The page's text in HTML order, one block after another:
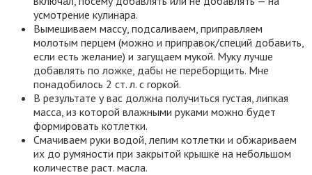
усмотрение кулинара.
Вымешиваем массу, подсаливаем, приправляем
молотым перцем (можно и приправок/специй добавить,
если есть желание) и загущаем мукой. Муку лучше
добавлять по ложке, дабы не переборщить. Мне
понадобилось 2 ст. л. с горкой.
В результате у вас должна получиться густая, липкая
масса, из которой влажными руками можно будет
формировать котлетки.
Смачиваем руки водой, лепим котлетки и обжариваем
их до румяности при закрытой крышке на небольшом
количестве раст. масла.